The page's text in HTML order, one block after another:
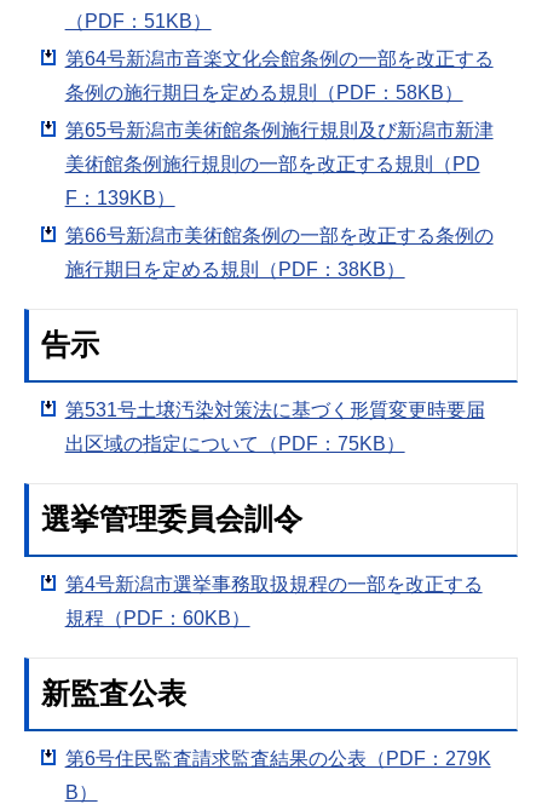
（PDF：51KB）
第64号新潟市音楽文化会館条例の一部を改正する
条例の施行期日を定める規則（PDF：58KB）
第65号新潟市美術館条例施行規則及び新潟市新津
美術館条例施行規則の一部を改正する規則（PD
F：139KB）
第66号新潟市美術館条例の一部を改正する条例の
施行期日を定める規則（PDF：38KB）
告示
第531号土壌汚染対策法に基づく形質変更時要届
出区域の指定について（PDF：75KB）
選挙管理委員会訓令
第4号新潟市選挙事務取扱規程の一部を改正する
規程（PDF：60KB）
新監査公表
第6号住民監査請求監査結果の公表（PDF：279K
B）